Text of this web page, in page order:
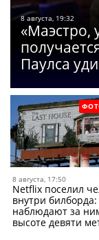
8 августа, 19:32
«Маэстро,
Паулса
8 августа, 17:50
Netflix поселил
внутри
наблюдают за
высоте девяти